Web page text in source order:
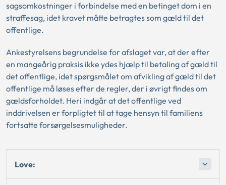
sagsomkostninger i forbindelse med en betinget dom i en
straffesag, idet kravet måtte betragtes som gæld til det
offentlige.
Ankestyrelsens begrundelse for afslaget var, at der efter
en mangeårig praksis ikke ydes hjælp til betaling af gæld til
det offentlige, idet spørgsmålet om afvikling af gæld til det
offentlige må løses efter de regler, der i øvrigt findes om
gældsforholdet. Heri indgår at det offentlige ved
inddrivelsen er forpligtet til at tage hensyn til familiens
fortsatte forsørgelsesmuligheder.
Love: